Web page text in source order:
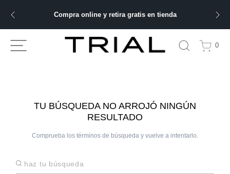
Compra online y retira gratis en tienda
0
TU BÚSQUEDA NO ARROJÓ NINGÚN
RESULTADO
Comprueba los términos de búsqueda y vuelve a intentarlo.
Haz tu búsqueda
BUSCADOS